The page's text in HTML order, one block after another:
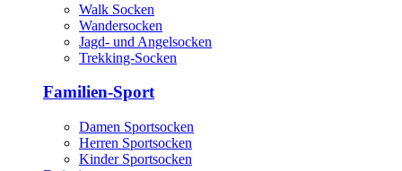
Walk Socken
Wandersocken
Jagd- und Angelsocken
Trekking-Socken
Familien-Sport
Damen Sportsocken
Herren Sportsocken
Kinder Sportsocken